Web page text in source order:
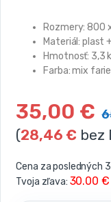
Rozmery: 800
Materiál: plast
Hmotnosť: 3,3
Farba: mix
35,00 €
(28,46€ bez
Cena za posledných
Tvoja zľava: 30.00 €